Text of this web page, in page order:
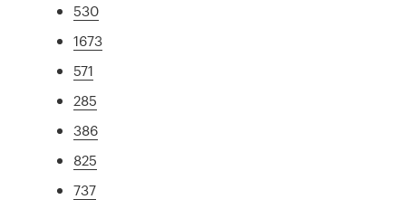
530
1673
571
285
386
825
737